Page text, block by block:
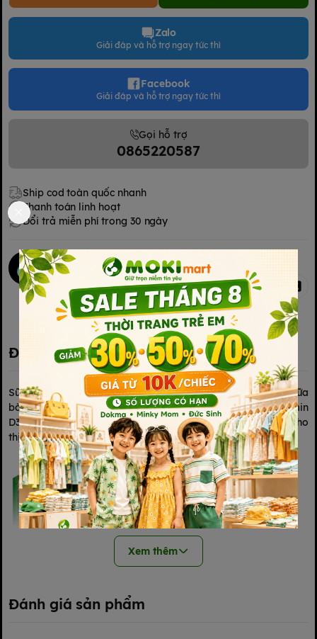
Zalo
Giải đáp và hỗ trợ ngay tức thì
Facebook
Giải đáp và hỗ trợ ngay tức thì
Gọi hỗ trợ
0865220587
Ship cod toàn quốc nhanh
Thanh toán linh hoạt
Đổi trả miễn phí trong 30 ngày
Mokimart Office
Kết nối với chúng tôi
Kết nối với chúng tôi
Chia sẻ
Đặc điểm nổi bật
Sữa tươi tiệt trùng Vinamilk 100% được làm hoàn toàn từ sữa
bò tươi, mang đến vị sữa thơm béo, dễ uống, bổ sung vitamin
D3, A, C và selen hỗ trợ miễn dịch, phát triển xương và tốt cho
thị giác.
Xem thêm
Đánh giá sản phẩm